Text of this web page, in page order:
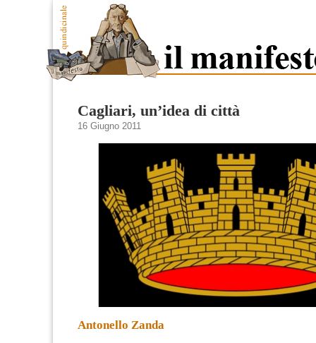
Cagliari, un’idea di città
16 Giugno 2011
Antonello Zanda